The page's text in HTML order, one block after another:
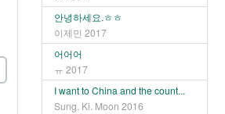
안녕하세요.ㅎㅎ
이제민 2017
어어어
ㅠ 2017
I want to China and the count...
Sung. Ki. Moon 2016